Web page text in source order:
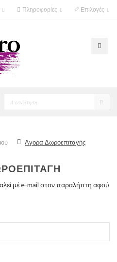
Επιλογές
Πληροφορίες
Αγορά Δωροεπιταγής
μέ e-mail στον παραλήπτη αφού